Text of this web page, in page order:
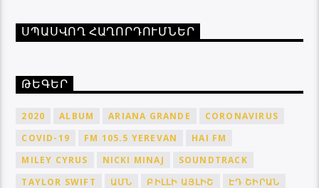
ՍՊԱՍՎՈՂ ՀԱՂՈՐԴՈՒՄՆԵՐ
ԹԵԳԵՐ
2020 ALBUM ARIANA GRANDE
CORONAVIRUS
COVID-19
FM 105.5 YEREVAN
HAI FM
MILEY CYRUS
NICKI MINAJ
SOUNDTRACK
TAYLOR SWIFT
ԱՄՆ ԲԻԼԼԻ ԱՅԼԻՇ
ԷԴ ՇԻՐԱՆ